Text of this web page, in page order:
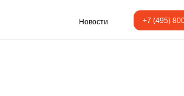
Новости +7 (495)